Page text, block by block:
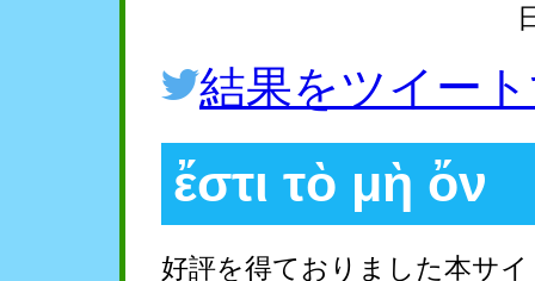
結果をツイー
ἔστι τὸ μὴ ὄν
好評を得ておりました本サ